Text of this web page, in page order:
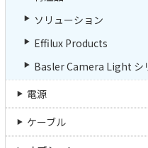
ソリューション
Effilux Products
Basler Camera Light シ
電源
ケーブル